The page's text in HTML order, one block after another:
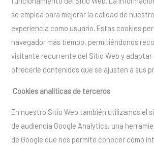
se emplea para mejorar la calidad de
experiencia como usuario. Estas cookies
navegador más tiempo, permitiéndonos
visitante recurrente del Sitio Web y
ofrecerle contenidos que se ajusten a sus
Cookies analíticas de terceros
En nuestro Sitio Web también utilizamos el
de audiencia Google Analytics, una
de Google que nos permite conocer cómo